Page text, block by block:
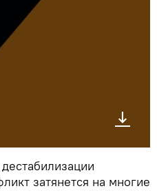
затянется на многие